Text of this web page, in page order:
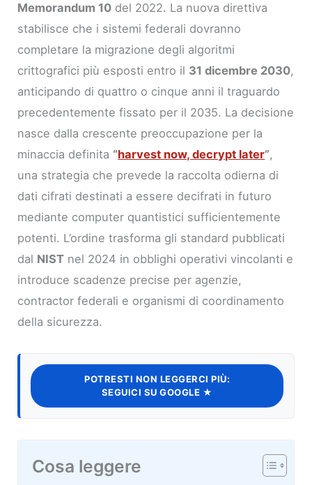
Memorandum 10 del 2022. La nuova direttiva
stabilisce che i sistemi federali dovranno
completare la migrazione degli algoritmi
crittografici più esposti entro il 31 dicembre 2030,
anticipando di quattro o cinque anni il traguardo
precedentemente fissato per il 2035. La decisione
nasce dalla crescente preoccupazione per la
minaccia definita “harvest now, decrypt later”,
una strategia che prevede la raccolta odierna di
dati cifrati destinati a essere decifrati in futuro
mediante computer quantistici sufficientemente
potenti. L’ordine trasforma gli standard pubblicati
dal NIST nel 2024 in obblighi operativi vincolanti e
introduce scadenze precise per agenzie,
contractor federali e organismi di coordinamento
della sicurezza.
POTRESTI NON LEGGERCI PIÙ:
SEGUICI SU GOOGLE ★
Cosa leggere